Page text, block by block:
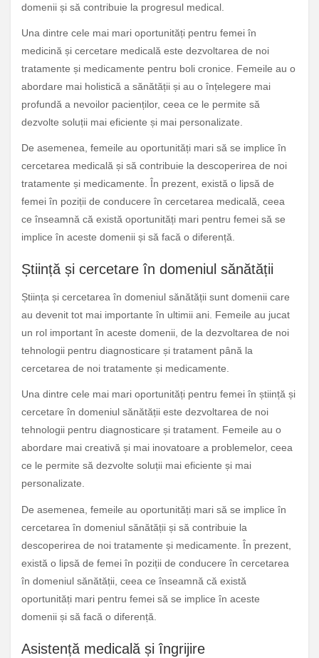
domenii și să contribuie la progresul medical.
Una dintre cele mai mari oportunități pentru femei în
medicină și cercetare medicală este dezvoltarea de noi
tratamente și medicamente pentru boli cronice. Femeile au o
abordare mai holistică a sănătății și au o înțelegere mai
profundă a nevoilor pacienților, ceea ce le permite să
dezvolte soluții mai eficiente și mai personalizate.
De asemenea, femeile au oportunități mari să se implice în
cercetarea medicală și să contribuie la descoperirea de noi
tratamente și medicamente. În prezent, există o lipsă de
femei în poziții de conducere în cercetarea medicală, ceea
ce înseamnă că există oportunități mari pentru femei să se
implice în aceste domenii și să facă o diferență.
Știință și cercetare în domeniul sănătății
Știința și cercetarea în domeniul sănătății sunt domenii care
au devenit tot mai importante în ultimii ani. Femeile au jucat
un rol important în aceste domenii, de la dezvoltarea de noi
tehnologii pentru diagnosticare și tratament până la
cercetarea de noi tratamente și medicamente.
Una dintre cele mai mari oportunități pentru femei în știință și
cercetare în domeniul sănătății este dezvoltarea de noi
tehnologii pentru diagnosticare și tratament. Femeile au o
abordare mai creativă și mai inovatoare a problemelor, ceea
ce le permite să dezvolte soluții mai eficiente și mai
personalizate.
De asemenea, femeile au oportunități mari să se implice în
cercetarea în domeniul sănătății și să contribuie la
descoperirea de noi tratamente și medicamente. În prezent,
există o lipsă de femei în poziții de conducere în cercetarea
în domeniul sănătății, ceea ce înseamnă că există
oportunități mari pentru femei să se implice în aceste
domenii și să facă o diferență.
Asistență medicală și îngrijire